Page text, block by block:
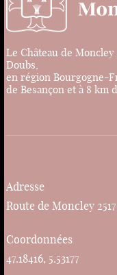
Le Château de
Doubs,
en région Bourgogne-
de Besançon et à 8 km
Adresse
Route de Moncley
Coordonnées
47.18416, 5.53177